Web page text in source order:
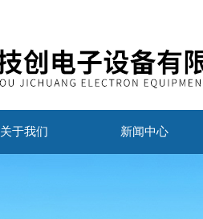
关于我们 新闻中心